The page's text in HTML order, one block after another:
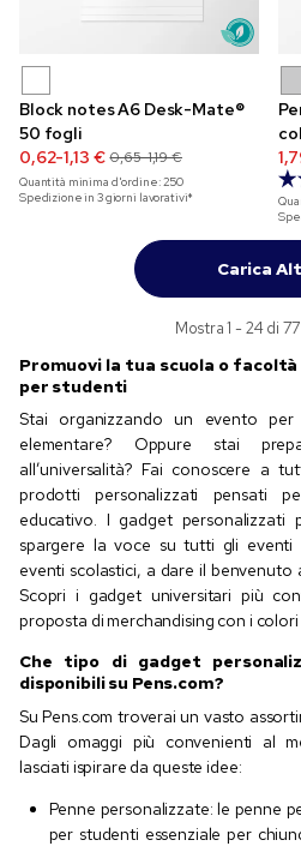
Block notes A6 Desk-Mate®
50 fogli
0,62-1,13 € 0,65-1,19 €
Quantità minima d'ordine:250
Spedizione in 3 giorni lavorativi*
Carica
Mostra 1 - 24 di
Promuovi la tua scuola o
per studenti
Stai organizzando un evento
elementare? Oppure stai
all’universalità? Fai conoscere a
prodotti personalizzati pensati
educativo. I gadget
spargere la voce su tutti gli eventi
eventi scolastici, a dare il
Scopri i gadget universitari più
proposta di merchandising con i
Che tipo di gadget
disponibili su Pens.com?
Su Pens.com troverai un vasto
Dagli omaggi più convenienti al
lasciati ispirare da queste idee:
Penne personalizzate: le penne
per studenti essenziale per